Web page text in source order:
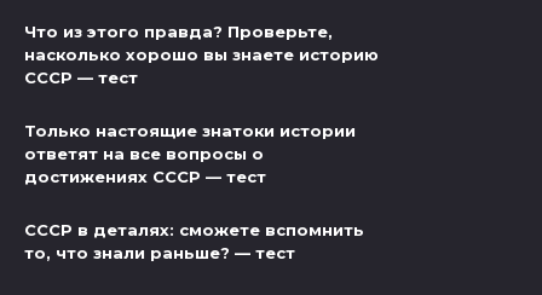
Что из этого правда? Проверьте,
насколько хорошо вы знаете историю
СССР — тест
Только настоящие знатоки истории
ответят на все вопросы о
достижениях СССР — тест
СССР в деталях: сможете вспомнить
то, что знали раньше? — тест